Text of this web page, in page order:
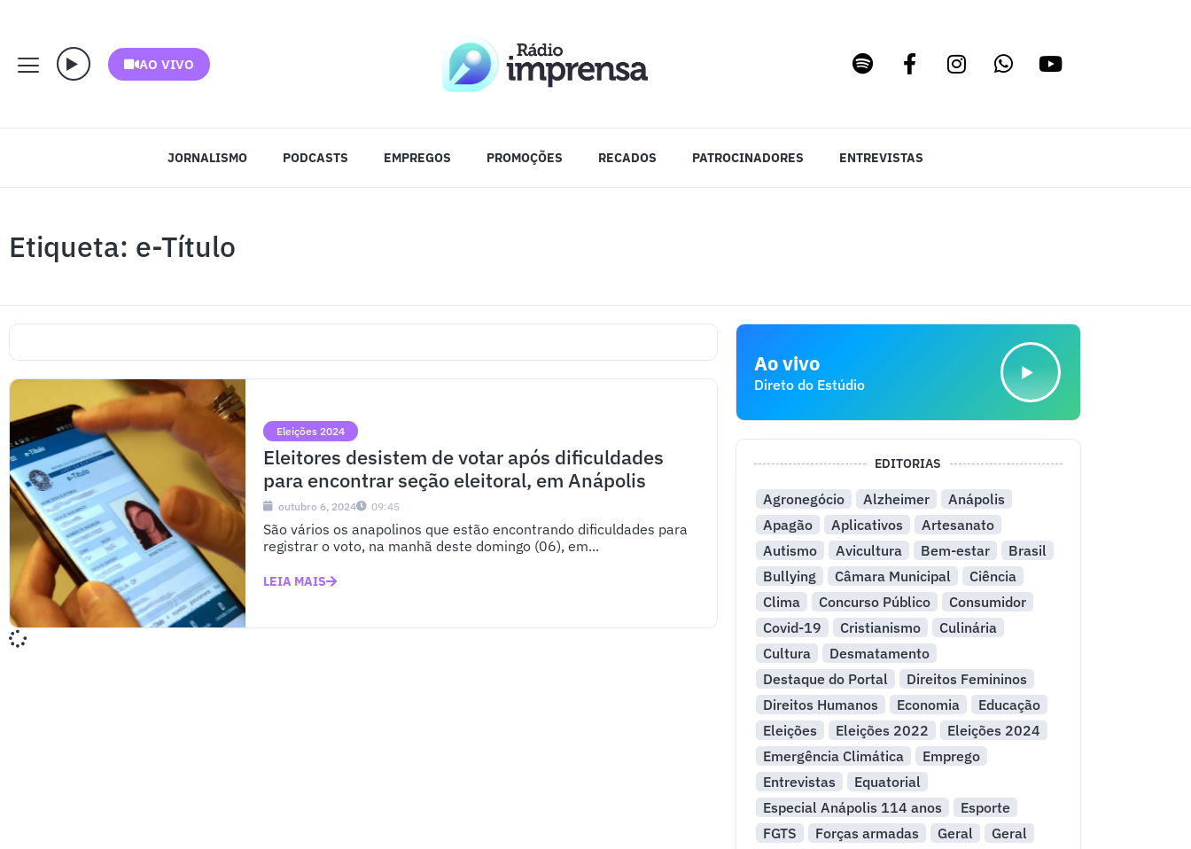
AO VIVO
JORNALISMO PODCASTS EMPREGOS PROMOÇÕES RECADOS PATROCINADORES ENTREVISTAS
Etiqueta: e-Título
Eleições 2024
Eleitores desistem de votar após dificuldades
para encontrar seção eleitoral, em Anápolis
outubro 6, 2024 09:45
São vários os anapolinos que estão encontrando dificuldades para
registrar o voto, na manhã deste domingo (06), em...
LEIA MAIS
Ao vivo
Direto do Estúdio
EDITORIAS
Agronegócio Alzheimer
Anápolis
Apagão
Aplicativos
Artesanato
Autismo
Avicultura Bem-estar
Brasil
Bullying
Câmara Municipal
Ciência
Clima
Concurso Público
Consumidor
Covid-19
Cristianismo
Culinária
Cultura
Desmatamento
Destaque do Portal
Direitos Femininos
Direitos Humanos
Economia
Educação
Eleições
Eleições 2022
Eleições 2024
Emergência Climática
Emprego
Entrevistas
Equatorial
Especial Anápolis 114 anos
Esporte
FGTS
Forças armadas Geral
Geral